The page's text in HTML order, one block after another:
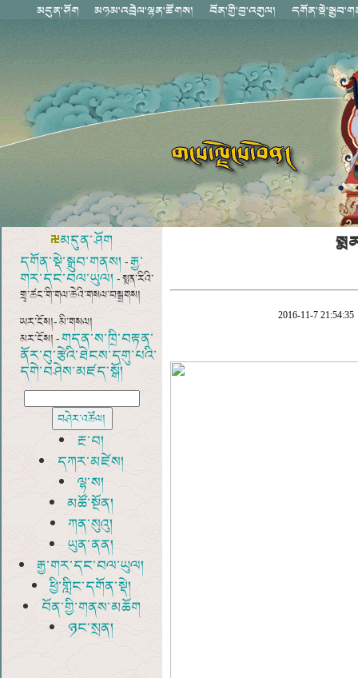
མདུན་ཤོག
དགོན་སྡེ་སྒྲུབ་གནས། -རྒྱ་
གར་དང་བལ་ཡུལ། - སྨན་རིའི་
གྲྭ་ཚང་གི་གལ་ཆེའི་གསལ་བསྒྲགས།
ཡར་ངོས།- མི་གསལ།
མར་ངོས། -གདན་ས་ཁྲི་བརྟན་
ནོར་བུ་རྩེའི་ཐེངས་དགུ་པའི་
དགེ་བཤེས་མཛད་སྒོ།
རྔ་བ།
དཀར་མཛེས།
ལྷ་ས།
མཚོ་སྔོན།
ཀན་སུའུ།
ཡུན་ནན།
རྒྱ་གར་དང་བལ་ཡུལ།
ཕྱི་གླིང་དགོན་སྡེ།
བོན་གྱི་གནས་མཆོག
ཉང་སྲན།
2016-11-7 21:54:35